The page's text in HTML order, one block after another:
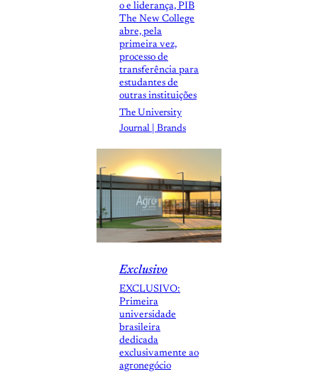
o e liderança, PIB
The New College
abre, pela
primeira vez,
processo de
transferência para
estudantes de
outras instituições
The University
Journal | Brands
Exclusivo
EXCLUSIVO:
Primeira
universidade
brasileira
dedicada
exclusivamente ao
agronegócio